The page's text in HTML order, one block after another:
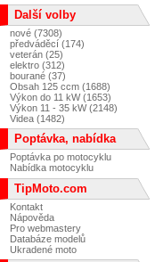
Další volby
nové (7308)
předváděcí (174)
veterán (25)
elektro (312)
bourané (37)
Obsah 125 ccm (1688)
Výkon do 11 kW (1653)
Výkon 11 - 35 kW (2148)
Videa (1482)
Poptávka, nabídka
Poptávka po motocyklu
Nabídka motocyklu
TipMoto.com
Kontakt
Nápověda
Pro webmastery
Databáze modelů
Ukradené moto